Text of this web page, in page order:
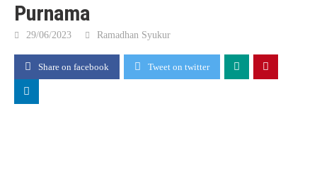
Purnama
29/06/2023 Ramadhan Syukur
Share on facebook Tweet on twitter